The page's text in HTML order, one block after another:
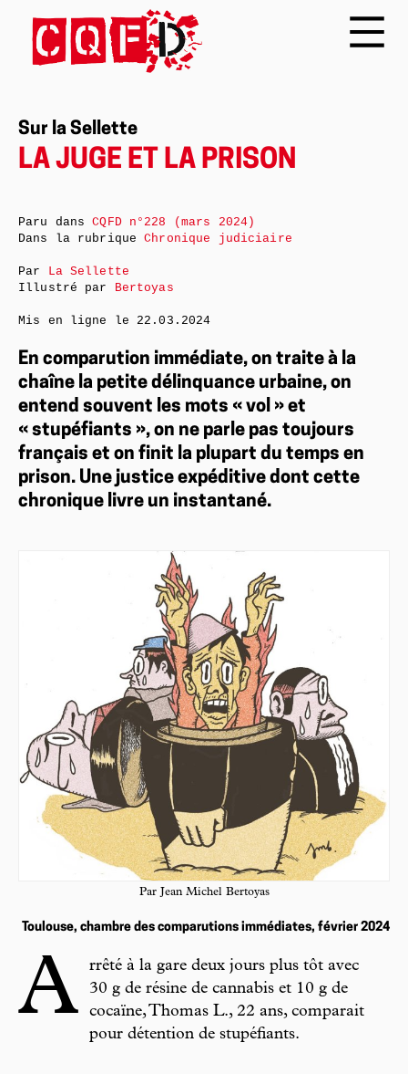
Sur la Sellette
LA JUGE ET LA PRISON
En comparution immédiate, on traite à la
chaîne la petite délinquance urbaine, on
entend souvent les mots « vol » et
« stupéfiants », on ne parle pas toujours
français et on finit la plupart du temps en
prison. Une justice expéditive dont cette
chronique livre un instantané.
Par Jean Michel Bertoyas
Toulouse, chambre des comparutions immédiates, février 2024
A
rrêté à la gare deux jours plus tôt avec
30 g de résine de cannabis et 10 g de
cocaïne, Thomas L., 22 ans, comparait
pour détention de stupéfiants.
Paru dansCQFD n°228 (mars 2024)
Dans la rubriqueChronique judiciaire
Par La Sellette
Illustré par Bertoyas
Mis en ligne le 22.03.2024